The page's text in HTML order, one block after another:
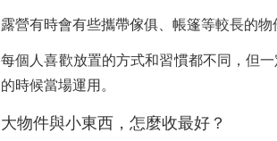
露營有時會有些攜帶傢俱、帳篷等較長的
每個人喜歡放置的方式和習慣都不同，但
的時候當場運用。
大物件與小東西，怎麼收最好？